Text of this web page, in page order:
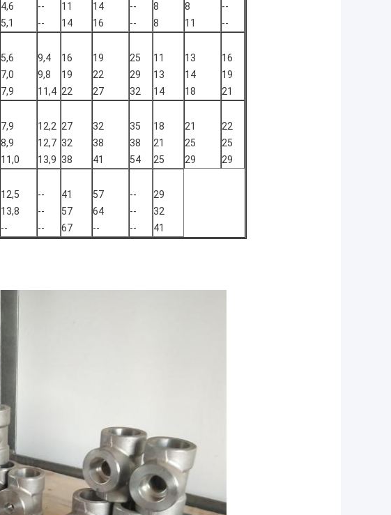
4,6
5,1
--
--
11
14
14
16
--
--
8
8
8
11
--
--
5,6
7,0
7,9
9,4
9,8
11,4
16
19
22
19
22
27
25
29
32
11
13
14
13
14
18
16
19
21
7,9
8,9
11,0
12,2
12,7
13,9
27
32
38
32
38
41
35
38
54
18
21
25
21
25
29
22
25
29
12,5
13,8
--
--
--
--
41
57
67
57
64
--
--
--
--
29
32
41